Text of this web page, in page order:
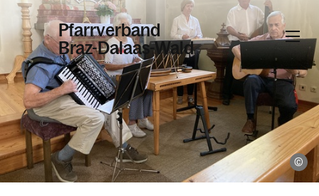
Pfarrverband
Braz-Dalaas-Wald
Informationen
Kalender